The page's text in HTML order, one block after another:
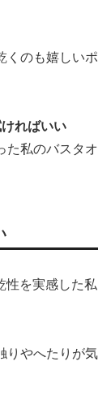
くのも嬉しいポ
ればいい
た私のバスタオ
性を実感した私
りやへたりが気